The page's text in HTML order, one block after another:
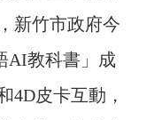
新竹市政府今
AI教科書」成
4D皮卡互動，